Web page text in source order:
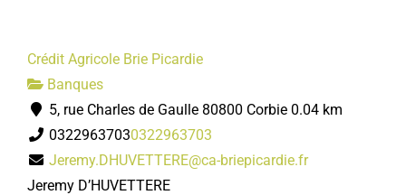
Crédit Agricole Brie Picardie
Banques
5, rue Charles de Gaulle 80800 Corbie 0.04 km
03229637030322963703
Jeremy.DHUVETTERE@ca-briepicardie.fr
Jeremy D’HUVETTERE